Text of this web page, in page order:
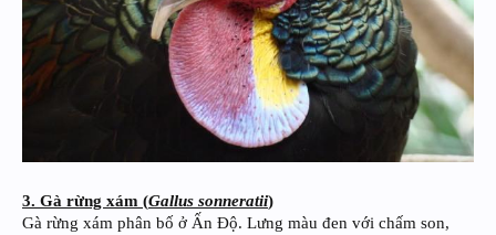
3. Gà rừng xám (Gallus sonneratii)
Gà rừng xám phân bố ở Ấn Độ. Lưng màu đen với chấm son,